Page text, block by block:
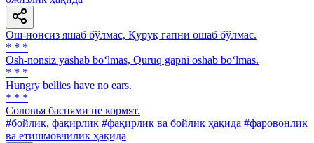
Ош-нонсиз яшаб бўлмас, Қуруқ гапни ошаб бўлмас.
* * *
Osh-nonsiz yashab bo‘lmas, Quruq gapni oshab bo‘lmas.
* * *
Hungry bellies have no ears.
* * *
Соловья баснями не кормят.
#бойлик, фақирлик #фақирлик ва бойлик ҳақида #фаровонлик
ва етишмовчилик ҳақида